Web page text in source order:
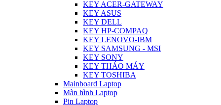
KEY ACER-GATEWAY
KEY ASUS
KEY DELL
KEY HP-COMPAQ
KEY LENOVO-IBM
KEY SAMSUNG - MSI
KEY SONY
KEY THÁO MÁY
KEY TOSHIBA
Mainboard Laptop
Màn hình Laptop
Pin Laptop